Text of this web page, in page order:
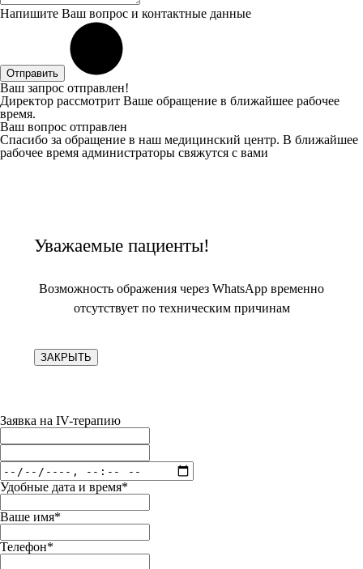
Напишите Ваш вопрос и контактные данные
Отправить
Ваш запрос отправлен!
Директор рассмотрит Ваше обращение в ближайшее рабочее
время.
Ваш вопрос отправлен
Спасибо за обращение в наш медицинский центр. В ближайшее
рабочее время администраторы свяжутся с вами
Уважаемые пациенты!
Возможность ображения через WhatsApp временно
отсутствует по техническим причинам
ЗАКРЫТЬ
Заявка на IV-терапию
Удобные дата и время*
Ваше имя*
Телефон*